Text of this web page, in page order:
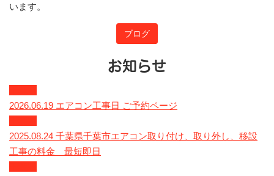
います。
ブログ
お知らせ
2026.06.19 エアコン工事日 ご予約ページ
2025.08.24 千葉県千葉市エアコン取り付け、取り外し、移設
工事の料金 最短即日